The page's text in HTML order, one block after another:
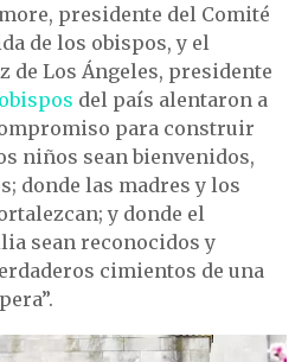
presidente del Comité
de los obispos, y el
de Los Ángeles, presidente
del país alentaron a
para construir
niños sean bienvenidos,
donde las madres y los
y donde el
sean reconocidos y
cimientos de una